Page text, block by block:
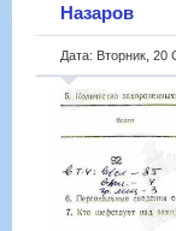
Назаров
Дата: Вторник, 20